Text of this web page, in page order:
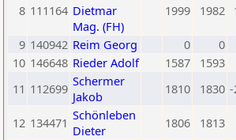
8 111164 Dietmar
Mag. (FH)
1999 1982
9 140942 Reim Georg 0 0
10 146648 Rieder Adolf 1587 1593
11 112699 Schermer
Jakob
1810 1830 -
12 134471 Schönleben
Dieter
1806 1813